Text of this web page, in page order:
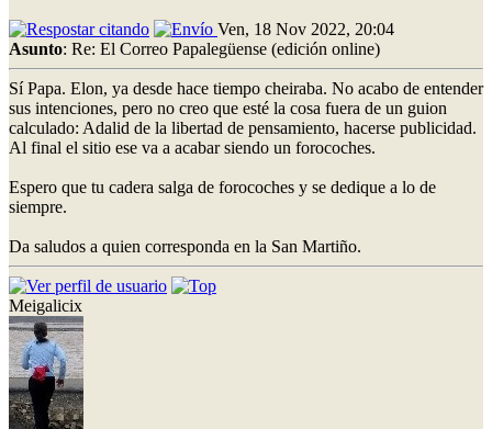
Ven, 18 Nov 2022, 20:04
Asunto: Re: El Correo Papalegüense (edición online)
Sí Papa. Elon, ya desde hace tiempo cheiraba. No acabo de entender
sus intenciones, pero no creo que esté la cosa fuera de un guion
calculado: Adalid de la libertad de pensamiento, hacerse publicidad.
Al final el sitio ese va a acabar siendo un forocoches.
Espero que tu cadera salga de forocoches y se dedique a lo de
siempre.
Da saludos a quien corresponda en la San Martiño.
Meigalicix